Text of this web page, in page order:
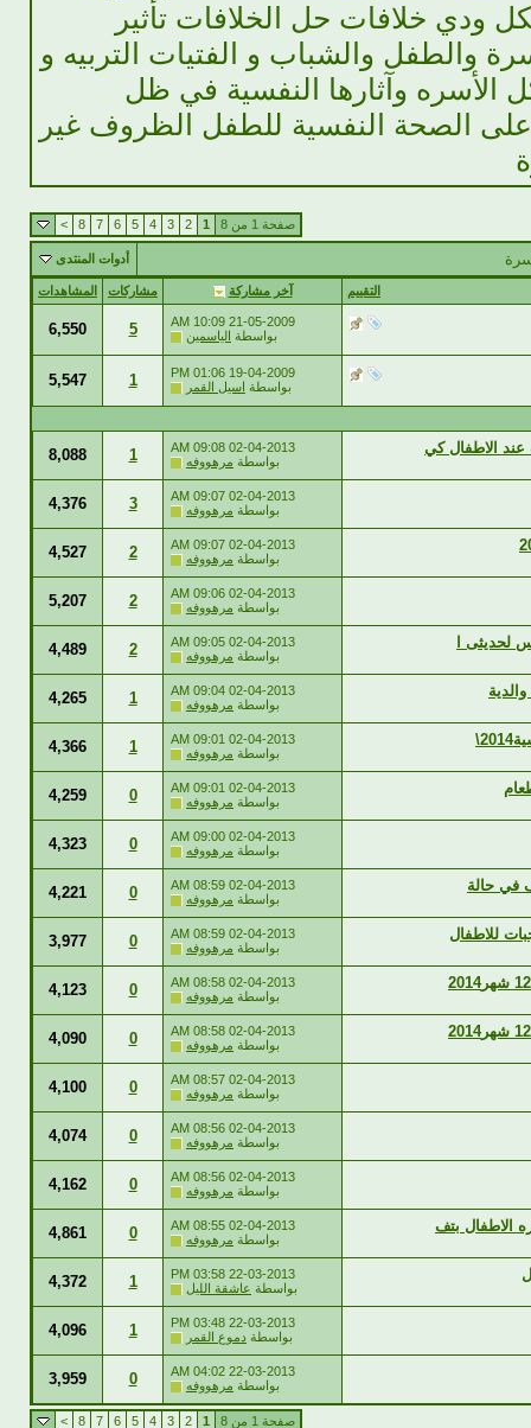
خلافات حل الخلافات تأثير
والطفل والشباب و الفتيات التربيه و
الأسره وآثارها النفسية في ظل
الصحة النفسية للطفل الظروف غير
صفحة 1 من 8 1
2
3
4
5
6
7
8
>
أدوات المنتدى
التقييم آخر مشاركة مشاركات المشاهدات
21-05-2009
10:09 AM
بواسطة الياسمين 5
6,550
19-04-2009
01:06 PM
بواسطة اسيل القمر 1
5,547
02-04-2013
09:08 AM
بواسطة مرهووفه 1
8,088
02-04-2013
09:07 AM
بواسطة مرهووفه 3
4,376
02-04-2013
09:07 AM
بواسطة مرهووفه 2
4,527
02-04-2013
09:06 AM
بواسطة مرهووفه 2
5,207
02-04-2013
09:05 AM
بواسطة مرهووفه 2
4,489
02-04-2013
09:04 AM
بواسطة مرهووفه 1
4,265
02-04-2013
09:01 AM
بواسطة مرهووفه 1
4,366
02-04-2013
09:01 AM
بواسطة مرهووفه 0
4,259
02-04-2013
09:00 AM
بواسطة مرهووفه 0
4,323
02-04-2013
08:59 AM
بواسطة مرهووفه 0
4,221
02-04-2013
08:59 AM
بواسطة مرهووفه 0
3,977
02-04-2013
08:58 AM
بواسطة مرهووفه 0
4,123
02-04-2013
08:58 AM
بواسطة مرهووفه 0
4,090
02-04-2013
08:57 AM
بواسطة مرهووفه 0
4,100
02-04-2013
08:56 AM
بواسطة مرهووفه 0
4,074
02-04-2013
08:56 AM
بواسطة مرهووفه 0
4,162
02-04-2013
08:55 AM
بواسطة مرهووفه 0
4,861
22-03-2013
03:58 PM
بواسطة عاشقة الليل 1
4,372
22-03-2013
03:48 PM
بواسطة دموع القمر 1
4,096
22-03-2013
04:02 AM
بواسطة مرهووفه 0
3,959
صفحة 1 من 8 1
2
3
4
5
6
7
8
>